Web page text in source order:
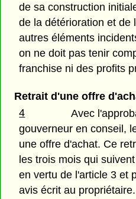
de sa construction
de la détérioration et de
autres éléments
on ne doit pas tenir
franchise ni des profits
Retrait d'une offre
4
Avec
gouverneur en conseil,
une offre d'achat. Ce
les trois mois qui
en vertu de l'article 3 et
avis écrit au